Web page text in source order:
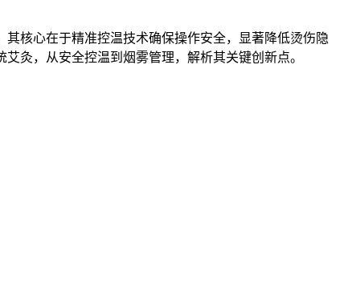
核心在于精准控温技术确保操作安全，显著降低烫伤隐
灸，从安全控温到烟雾管理，解析其关键创新点。